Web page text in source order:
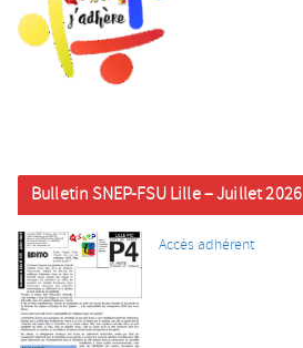
Bulletin SNEP-FSU Lille – Juillet 2026
Accès adhérent